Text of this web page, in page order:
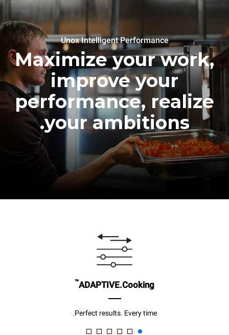
Unox Intelligent Performance
Maximize your work,
improve your
performance, realize
your ambitions.
ADAPTIVE.Cooking
™
Perfect results. Every time.